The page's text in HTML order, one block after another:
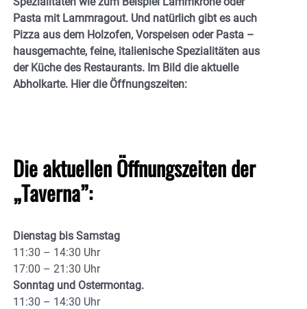
Pasta mit Lammragout. Und natürlich gibt es auch
Pizza aus dem Holzofen, Vorspeisen oder Pasta –
hausgemachte, feine, italienische Spezialitäten aus
der Küche des Restaurants. Im Bild die aktuelle
Abholkarte. Hier die Öffnungszeiten:
Die aktuellen Öffnungszeiten der
„Taverna”:
Dienstag bis Samstag
11:30 – 14:30 Uhr
17:00 – 21:30 Uhr
Sonntag und Ostermontag.
11:30 – 14:30 Uhr